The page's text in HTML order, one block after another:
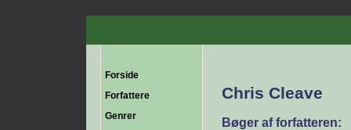
Forside
Forfattere
Genrer
Chris Cleave
Bøger af forfatteren: